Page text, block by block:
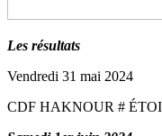
Les résultats
Vendredi 31 mai 2024
CDF HAKNOUR #